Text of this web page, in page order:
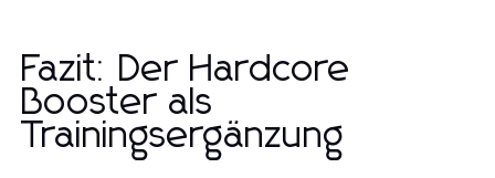
Fazit: Der Hardcore
Booster als
Trainingsergänzung